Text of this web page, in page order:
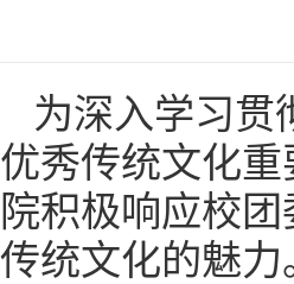
为深入学习贯
优秀传统文化
院积极响应校
传统文化的魅